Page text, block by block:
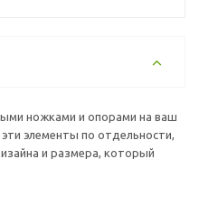
ножками и опорами на ваш
элементы по отдельности,
и размера, который